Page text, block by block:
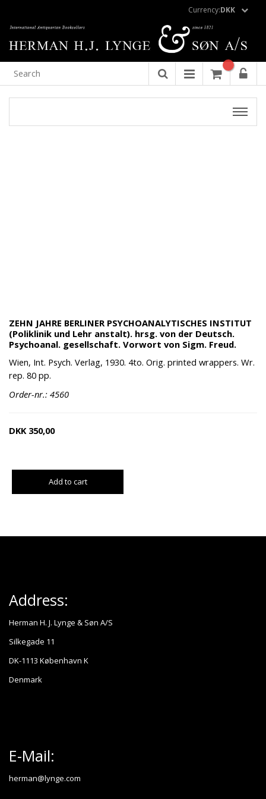
Currency:DKK
ZEHN JAHRE BERLINER PSYCHOANALYTISCHES INSTITUT
(Poliklinik und Lehr anstalt). hrsg. von der Deutsch.
Psychoanal. gesellschaft. Vorwort von Sigm. Freud.
Wien, Int. Psych. Verlag, 1930. 4to. Orig. printed wrappers. Wr.
rep. 80 pp.
Order-nr.: 4560
DKK 350,00
Add to cart
Address:
Herman H. J. Lynge & Søn A/S
Silkegade 11
DK-1113 København K
Denmark
E-Mail:
herman@lynge.com